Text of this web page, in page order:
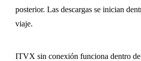
posterior. Las descargas se inician
viaje.
ITVX sin conexión funciona dentro